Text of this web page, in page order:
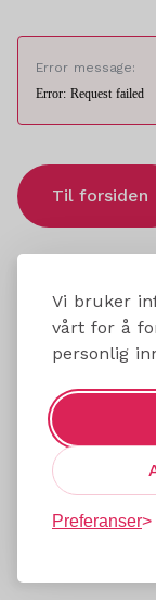
Vi bruker
vårt for å
personlig
Preferanser
Error message:
Error: Request failed
Til forsiden